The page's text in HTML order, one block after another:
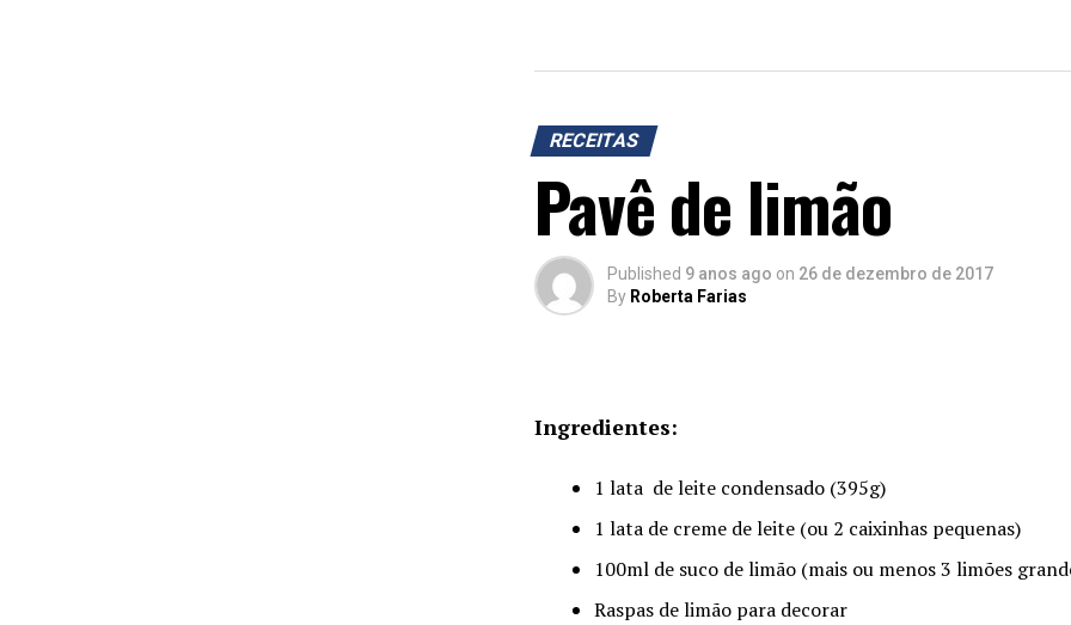
RECEITAS
Pavê de limão
Published 9 anos ago on 26 de dezembro de 2017
By Roberta Farias
Ingredientes:
1 lata de leite condensado (395g)
1 lata de creme de leite (ou 2 caixinhas pequenas)
100ml de suco de limão (mais ou menos 3 limões
Raspas de limão para decorar